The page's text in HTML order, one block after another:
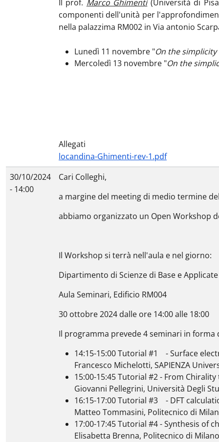
Il prof. Marco Ghimenti(Università di
componenti dell'unità per
nella palazzima RM002 in Via antonio
Lunedì 11 novembre "On the
Mercoledì 13 novembre "On the
Allegati
locandina-Ghimenti-rev-1.pdf
30/10/2024
- 14:00
Cari Colleghi,
a margine del meeting di medio termine
abbiamo organizzato un Open Workshop
Il Workshop si terrà nell'aula e nel giorno:
Dipartimento di Scienze di Base e
Aula Seminari, Edificio RM004
30 ottobre 2024 dalle ore 14:00 alle 18:00
Il programma prevede 4 seminari in
14:15-15:00 Tutorial #1 - Surface
Francesco Michelotti, SAPIENZA
15:00-15:45 Tutorial #2 - From
Giovanni Pellegrini, Università Degli
16:15-17:00 Tutorial #3 - DFT
Matteo Tommasini, Politecnico di
17:00-17:45 Tutorial #4 - Synthesis of
Elisabetta Brenna, Politecnico di Milano